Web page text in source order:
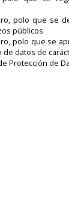
polo que se
públicos
polo que se
de datos de
Protección de